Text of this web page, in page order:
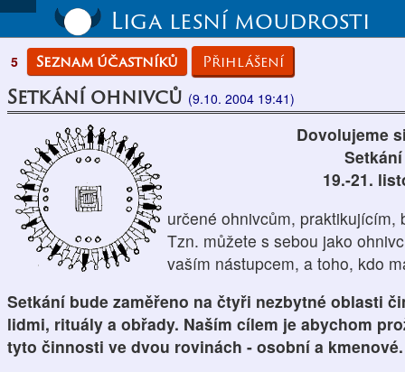
Liga lesní moudrosti
5 Seznam účastníků Přihlášení
Setkání ohnivců (9.10. 2004 19:41)
Dovolujeme
19.-21.
určené ohnivcům,
Tzn. můžete s sebou jako
vaším nástupcem, a toho, kdo
Setkání bude zaměřeno na čtyři nezbytné oblasti
lidmi, rituály a obřady. Naším cílem je abychom
tyto činnosti ve dvou rovinách - osobní a kmenové.